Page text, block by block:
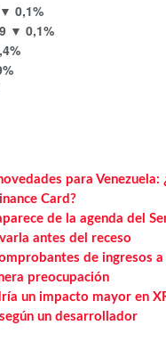
▼ 0,1%
▼ 0,1%
para Venezuela:
Card?
de la agenda del
antes del receso
de ingresos a
preocupación
un impacto mayor en
un desarrollador